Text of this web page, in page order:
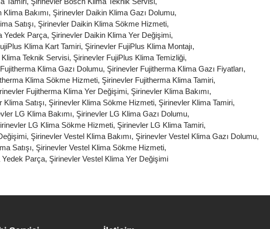
Bakımı, Şirinevler Daikin Klima Gazı Dolumu,
Satışı, Şirinevler Daikin Klima Sökme Hizmeti,
Yedek Parça, Şirinevler Daikin Klima Yer Değişimi,
Klima Kart Tamiri, Şirinevler FujiPlus Klima Montajı,
Teknik Servisi, Şirinevler FujiPlus Klima Temizliği,
Klima Gazı Dolumu, Şirinevler Fujitherma Klima Gazı Fiyatları,
Klima Sökme Hizmeti, Şirinevler Fujitherma Klima Tamiri,
Fujitherma Klima Yer Değişimi, Şirinevler Klima Bakımı,
Klima Satışı, Şirinevler Klima Sökme Hizmeti, Şirinevler Klima Tamiri,
LG Klima Bakımı, Şirinevler LG Klima Gazı Dolumu,
LG Klima Sökme Hizmeti, Şirinevler LG Klima Tamiri,
, Şirinevler Vestel Klima Bakımı, Şirinevler Vestel Klima Gazı Dolumu,
Satışı, Şirinevler Vestel Klima Sökme Hizmeti,
Yedek Parça, Şirinevler Vestel Klima Yer Değişimi